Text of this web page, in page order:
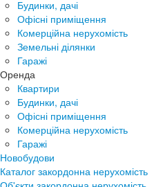
Будинки, дачі
Офісні приміщення
Комерційна нерухомість
Земельні ділянки
Гаражі
Оренда
Квартири
Будинки, дачі
Офісні приміщення
Комерційна нерухомість
Гаражі
Новобудови
Каталог закордонна нерухомість